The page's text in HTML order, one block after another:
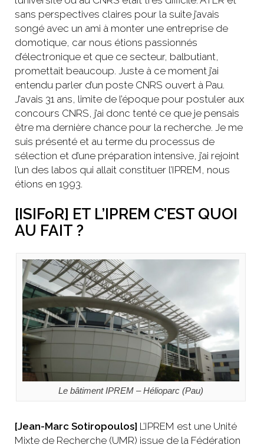
sans perspectives claires pour la suite j’avais
songé avec un ami à monter une entreprise de
domotique, car nous étions passionnés
d’électronique et que ce secteur, balbutiant,
promettait beaucoup. Juste à ce moment j’ai
entendu parler d’un poste CNRS ouvert à Pau.
J’avais 31 ans, limite de l’époque pour postuler aux
concours CNRS, j’ai donc tenté ce que je pensais
être ma dernière chance pour la recherche. Je me
suis présenté et au terme du processus de
sélection et d’une préparation intensive, j’ai rejoint
l’un des labos qui allait constituer l’IPREM, nous
étions en 1993.
[ISIFoR] ET L’IPREM C’EST QUOI
AU FAIT ?
Le bâtiment IPREM – Hélioparc (Pau)
[Jean-Marc Sotiropoulos] L’IPREM est une Unité
Mixte de Recherche (UMR) issue de la Fédération